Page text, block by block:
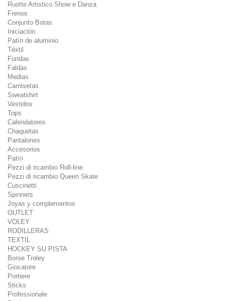
Ruotte Artistico Show e Danza
Frenos
Conjunto Botas
Iniciación
Patín de aluminio
Téxtil
Fundas
Faldas
Medias
Camisetas
Sweatshirt
Vestidos
Tops
Calendatores
Chaquetas
Pantalones
Accesorios
Patín
Pezzi di ricambio Roll-line
Pezzi di ricambio Queen Skate
Cuscinetti
Spinners
Joyas y complementos
OUTLET
VOLEY
RODILLERAS
TEXTIL
HOCKEY SU PISTA
Borse Troley
Giocatore
Portiere
Sticks
Professionale